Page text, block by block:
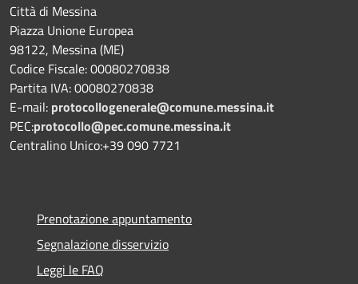
Città di Messina
Piazza Unione Europea
98122, Messina (ME)
Codice Fiscale: 00080270838
Partita IVA: 00080270838
E-mail: protocollogenerale@comune.messina.it
PEC:protocollo@pec.comune.messina.it
Centralino Unico:+39 090 7721
Prenotazione appuntamento
Segnalazione disservizio
Leggi le FAQ